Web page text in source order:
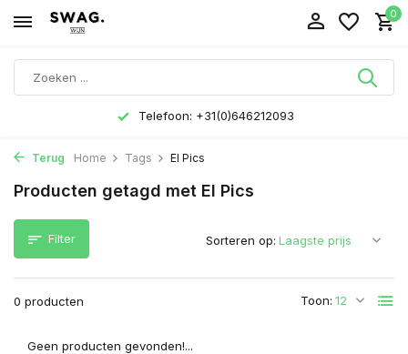
0
Telefoon: +31(0)646212093
Terug Home Tags El Pics
Producten getagd met El Pics
Filter
0 producten Toon:
Sorteren op:
Geen producten gevonden!...